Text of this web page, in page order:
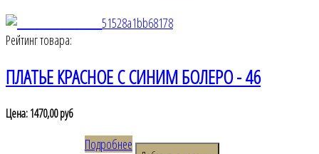
Рейтинг товара:
ПЛАТЬЕ КРАСНОЕ С СИНИМ БОЛЕРО - 46
Цена:1470,00 руб
Подробнее